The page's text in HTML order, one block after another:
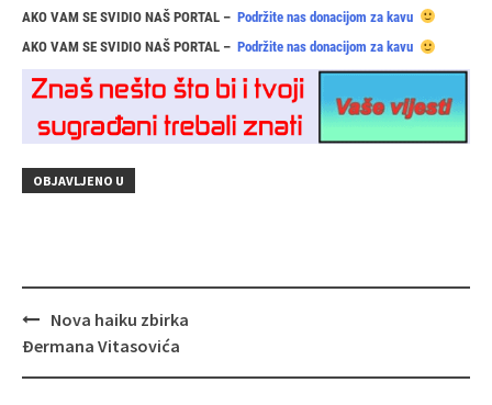
AKO VAM SE SVIDIO NAŠ PORTAL – Podržite nas donacijom za kavu
AKO VAM SE SVIDIO NAŠ PORTAL – Podržite nas donacijom za kavu
OBJAVLJENO U
Navigacija
objava
Nova haiku zbirka
Đermana Vitasovića